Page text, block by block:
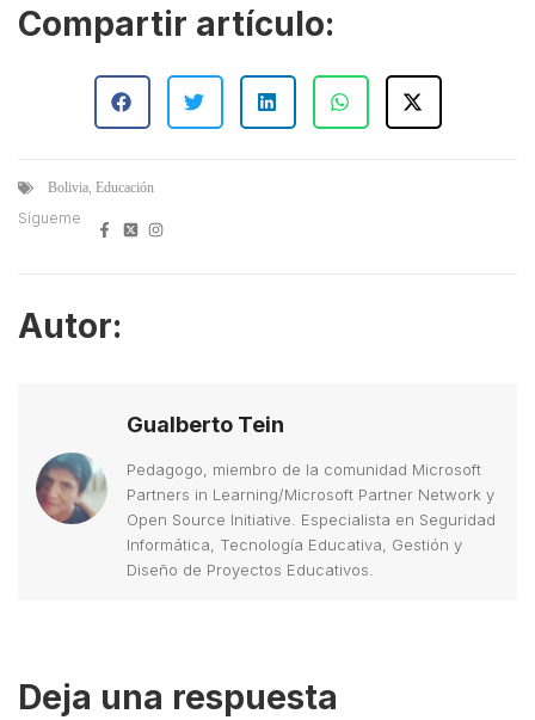
Compartir artículo:
Bolivia, Educación
Sígueme
Autor:
Gualberto Tein
Pedagogo, miembro de la comunidad Microsoft
Partners in Learning/Microsoft Partner Network y
Open Source Initiative. Especialista en Seguridad
Informática, Tecnología Educativa, Gestión y
Diseño de Proyectos Educativos.
Deja una respuesta